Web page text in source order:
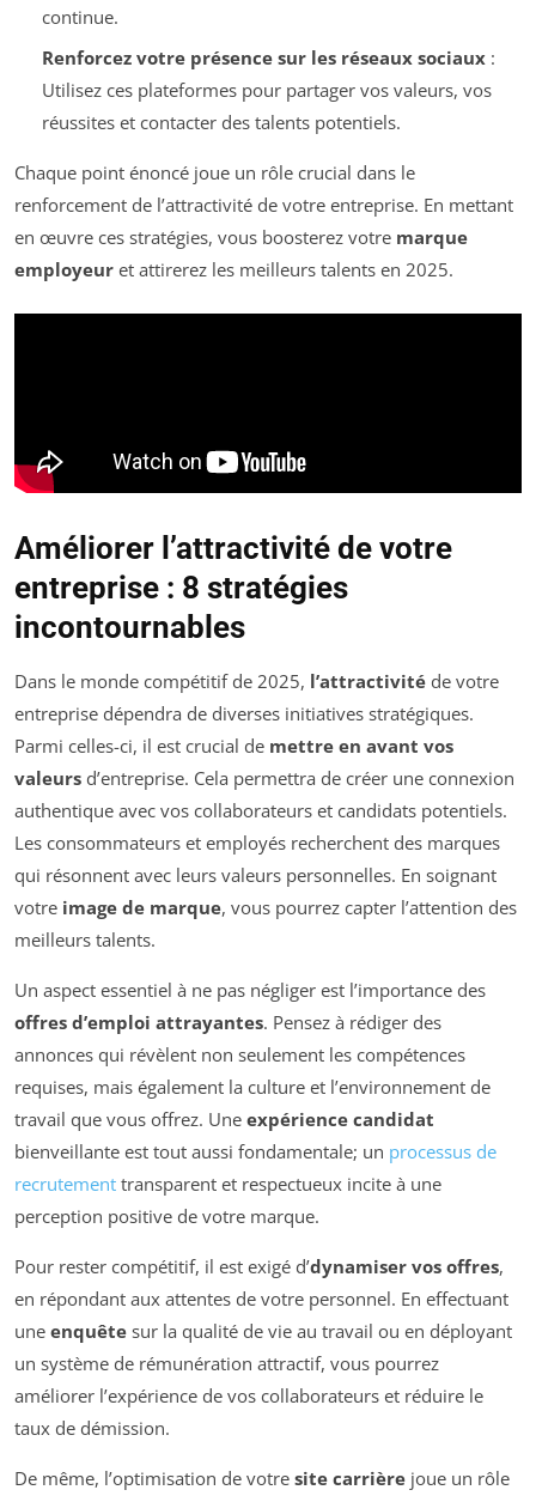
continue.
Renforcez votre présence sur les réseaux sociaux:
Utilisez ces plateformes pour partager vos valeurs, vos
réussites et contacter des talents potentiels.
Chaque point énoncé joue un rôle crucial dans le
renforcement de l’attractivité de votre entreprise. En mettant
en œuvre ces stratégies, vous boosterez votre marque
employeur et attirerez les meilleurs talents en 2025.
Améliorer l’attractivité de votre
entreprise : 8 stratégies
incontournables
Dans le monde compétitif de 2025, l’attractivité de votre
entreprise dépendra de diverses initiatives stratégiques.
Parmi celles-ci, il est crucial de mettre en avant vos
valeurs d’entreprise. Cela permettra de créer une connexion
authentique avec vos collaborateurs et candidats potentiels.
Les consommateurs et employés recherchent des marques
qui résonnent avec leurs valeurs personnelles. En soignant
votre image de marque, vous pourrez capter l’attention des
meilleurs talents.
Un aspect essentiel à ne pas négliger est l’importance des
offres d’emploi attrayantes. Pensez à rédiger des
annonces qui révèlent non seulement les compétences
requises, mais également la culture et l’environnement de
travail que vous offrez. Une expérience candidat
bienveillante est tout aussi fondamentale; un processus de
recrutement transparent et respectueux incite à une
perception positive de votre marque.
Pour rester compétitif, il est exigé d’dynamiser vos offres,
en répondant aux attentes de votre personnel. En effectuant
une enquête sur la qualité de vie au travail ou en déployant
un système de rémunération attractif, vous pourrez
améliorer l’expérience de vos collaborateurs et réduire le
taux de démission.
De même, l’optimisation de votre site carrière joue un rôle